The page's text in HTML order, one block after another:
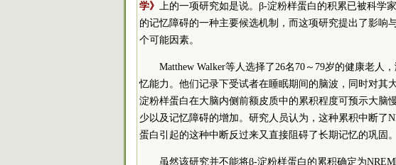
学》 上的一项研究如是说。β-淀粉样蛋白的积累已被科学
的记忆障碍的一种主要候选机制，而这项研究提出了影响
个可能因素。
Matthew Walker等人选择了26名70～79岁的健康老人
忆能力。他们记录下受试者在睡眠期间的脑波，同时对其
淀粉样蛋白在大脑内侧前额皮质中的累积程度可预示大脑
少以及记忆障碍的增加。研究人员认为，这种累积中断了
蛋白引起的这种中断反过来又直接阻碍了长期记忆的巩固。
虽然该研究并不能将β-淀粉样蛋白的累积确定为